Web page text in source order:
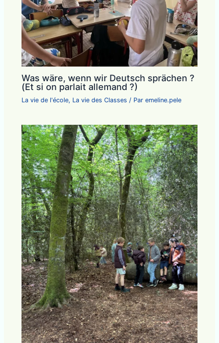
Was wäre, wenn wir Deutsch sprächen ?
(Et si on parlait allemand ?)
La vie de l'école, La vie des Classes / Paremeline.pele